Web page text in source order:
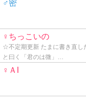
♂密
♀ちっこいの
☆不定期更新 たまに書き直し
と曰く「君のは微」…
♀ＡI